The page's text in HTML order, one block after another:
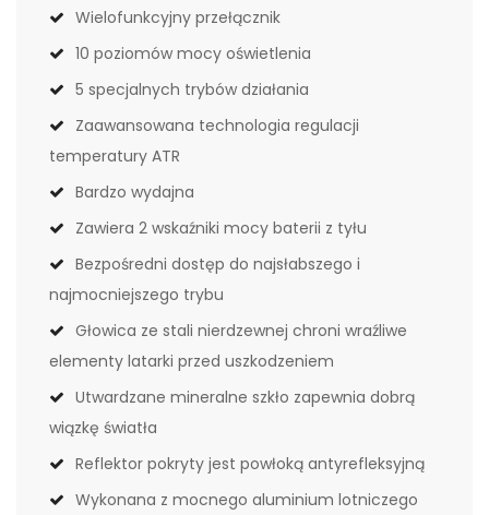
Wielofunkcyjny przełącznik
10 poziomów mocy oświetlenia
5 specjalnych trybów działania
Zaawansowana technologia regulacji
temperatury ATR
Bardzo wydajna
Zawiera 2 wskaźniki mocy baterii z tyłu
Bezpośredni dostęp do najsłabszego i
najmocniejszego trybu
Głowica ze stali nierdzewnej chroni wraźliwe
elementy latarki przed uszkodzeniem
Utwardzane mineralne szkło zapewnia dobrą
wiązkę światła
Reflektor pokryty jest powłoką antyrefleksyjną
Wykonana z mocnego aluminium lotniczego